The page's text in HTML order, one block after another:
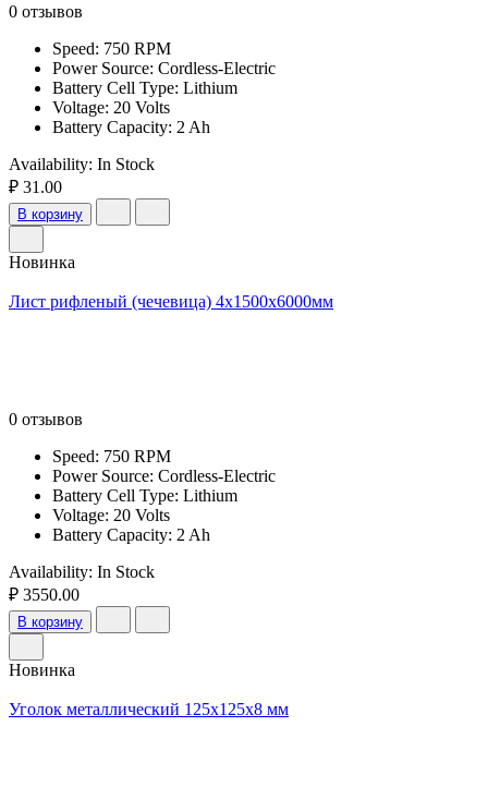
0 отзывов
Speed: 750 RPM
Power Source: Cordless-Electric
Battery Cell Type: Lithium
Voltage: 20 Volts
Battery Capacity: 2 Ah
Availability: In Stock
₽ 31.00
В корзину
Новинка
Лист рифленый (чечевица) 4х1500х6000мм
0 отзывов
Speed: 750 RPM
Power Source: Cordless-Electric
Battery Cell Type: Lithium
Voltage: 20 Volts
Battery Capacity: 2 Ah
Availability: In Stock
₽ 3550.00
В корзину
Новинка
Уголок металлический 125x125x8 мм